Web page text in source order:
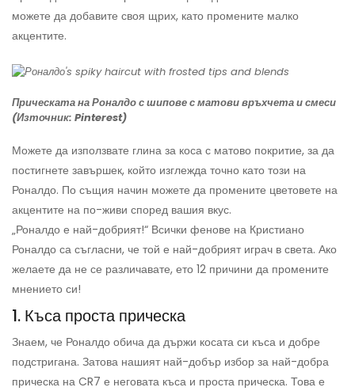
можете да добавите своя щрих, като промените малко
акцентите.
Прическата на Роналдо с шипове с матови връхчета и смеси
(Източник: Pinterest)
Можете да използвате глина за коса с матово покритие, за да
постигнете завършек, който изглежда точно като този на
Роналдо. По същия начин можете да промените цветовете на
акцентите на по-живи според вашия вкус.
„Роналдо е най-добрият!“ Всички фенове на Кристиано
Роналдо са съгласни, че той е най-добрият играч в света. Ако
желаете да не се различавате, ето 12 причини да промените
мнението си!
1. Къса проста прическа
Знаем, че Роналдо обича да държи косата си къса и добре
подстригана. Затова нашият най-добър избор за най-добра
прическа на CR7 е неговата къса и проста прическа. Това е